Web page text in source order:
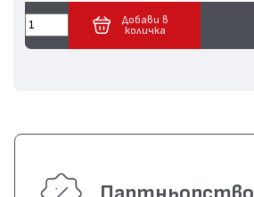
Добави в
количка